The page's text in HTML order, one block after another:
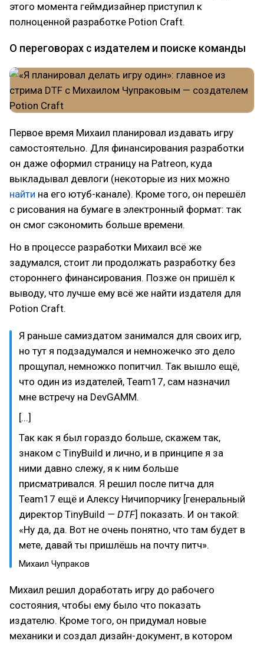
этого момента геймдизайнер приступил к
полноценной разработке Potion Craft.
О переговорах с издателем и поиске команды
Первое время Михаил планировал издавать игру
самостоятельно. Для финансирования разработки
он даже оформил страницу на Patreon, куда
выкладывал девлоги (некоторые из них можно
найти на его ютуб-канале). Кроме того, он перешёл
с рисования на бумаге в электронный формат: так
он смог сэкономить больше времени.
Но в процессе разработки Михаил всё же
задумался, стоит ли продолжать разработку без
стороннего финансирования. Позже он пришёл к
выводу, что лучше ему всё же найти издателя для
Potion Craft.
Я раньше самиздатом занимался для своих игр,
но тут я подзадумался и немножечко это дело
прощупал, немножко попитчил. Так вышло ещё,
что один из издателей, Team17, сам назначил
мне встречу на DevGAMM.
[...]
Так как я был гораздо больше, скажем так,
знаком с TinyBuild и лично, и в принципе я за
ними давно слежу, я к ним больше
присматривался. Я решил после питча для
Team17 ещё и Алексу Ничипорчику [генеральный
директор TinyBuild — DTF] показать. И он такой:
«Ну да, да. Вот не очень понятно, что там будет в
мете, давай ты пришлёшь на почту питч».
Михаил Чупраков
Михаил решил доработать игру до рабочего
состояния, чтобы ему было что показать
издателю. Кроме того, он придумал новые
механики и создал дизайн-документ, в котором